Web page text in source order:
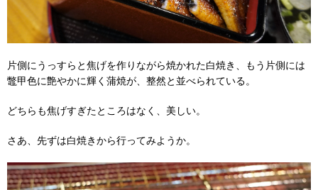
片側にうっすらと焦げを作りながら焼かれた白焼き、もう片側には
鼈甲色に艶やかに輝く蒲焼が、整然と並べられている。
どちらも焦げすぎたところはなく、美しい。
さあ、先ずは白焼きから行ってみようか。